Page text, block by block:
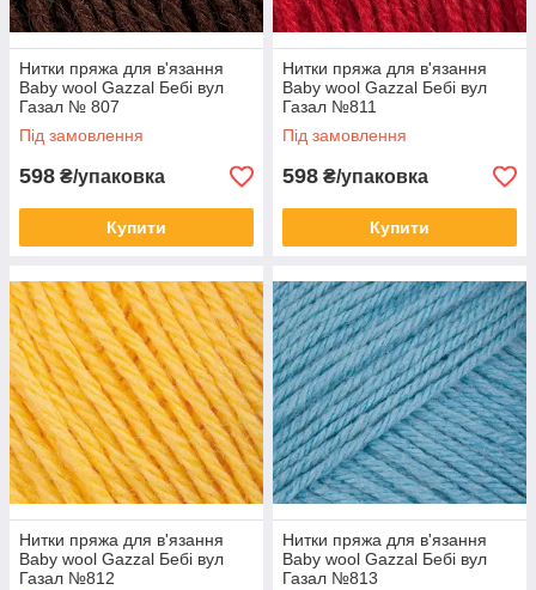
Нитки пряжа для в'язання
Baby wool Gazzal Бебі вул
Газал № 807
Під замовлення
598 ₴/упаковка
Купити
Нитки пряжа для в'язання
Baby wool Gazzal Бебі вул
Газал №811
Під замовлення
598 ₴/упаковка
Купити
Нитки пряжа для в'язання
Baby wool Gazzal Бебі вул
Газал №812
Нитки пряжа для в'язання
Baby wool Gazzal Бебі вул
Газал №813